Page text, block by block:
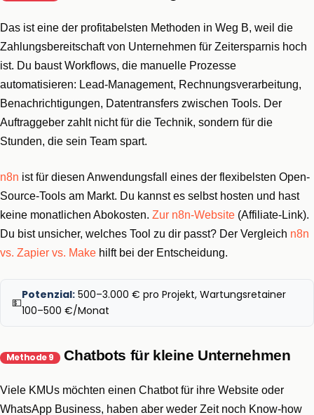
Das ist eine der profitabelsten Methoden in Weg B, weil die
Zahlungsbereitschaft von Unternehmen für Zeitersparnis hoch
ist. Du baust Workflows, die manuelle Prozesse
automatisieren: Lead-Management, Rechnungsverarbeitung,
Benachrichtigungen, Datentransfers zwischen Tools. Der
Auftraggeber zahlt nicht für die Technik, sondern für die
Stunden, die sein Team spart.
n8n ist für diesen Anwendungsfall eines der flexibelsten Open-
Source-Tools am Markt. Du kannst es selbst hosten und hast
keine monatlichen Abokosten. Zur n8n-Website (Affiliate-Link).
Du bist unsicher, welches Tool zu dir passt? Der Vergleich n8n
vs. Zapier vs. Make hilft bei der Entscheidung.
💵
Potenzial: 500–3.000 € pro Projekt, Wartungsretainer
100–500 €/Monat
Methode 9 Chatbots für kleine Unternehmen
Viele KMUs möchten einen Chatbot für ihre Website oder
WhatsApp Business, haben aber weder Zeit noch Know-how